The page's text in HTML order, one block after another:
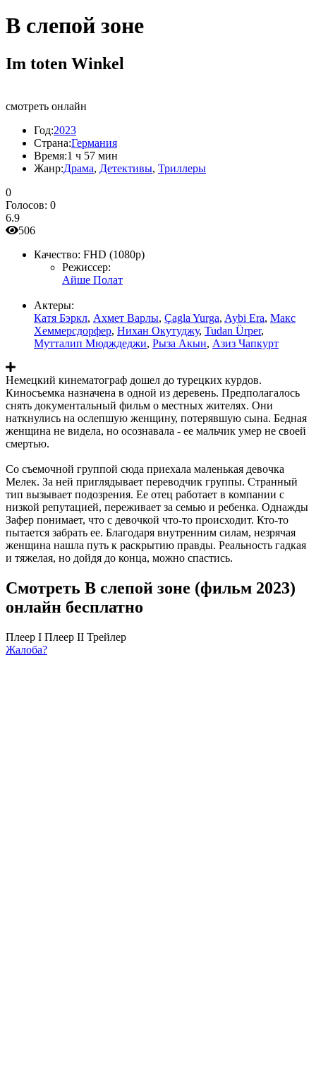
В слепой зоне
Im toten Winkel
смотреть онлайн
Год:2023
Страна:Германия
Время:1 ч 57 мин
Жанр:Драма, Детективы, Триллеры
0
Голосов: 0
6.9
506
Качество: FHD (1080p)
Режиссер:
Айше Полат
Актеры:
Катя Бэркл, Ахмет Варлы, Çagla Yurga, Aybi Era, Макс
Хеммерсдорфер, Нихан Окутуджу, Tudan Ürper,
Мутталип Мюдждеджи, Рыза Акын, Азиз Чапкурт
Немецкий кинематограф дошел до турецких курдов.
Киносъемка назначена в одной из деревень. Предполагалось
снять документальный фильм о местных жителях. Они
наткнулись на ослепшую женщину, потерявшую сына. Бедная
женщина не видела, но осознавала - ее мальчик умер не своей
смертью.
Со съемочной группой сюда приехала маленькая девочка
Мелек. За ней приглядывает переводчик группы. Странный
тип вызывает подозрения. Ее отец работает в компании с
низкой репутацией, переживает за семью и ребенка. Однажды
Зафер понимает, что с девочкой что-то происходит. Кто-то
пытается забрать ее. Благодаря внутренним силам, незрячая
женщина нашла путь к раскрытию правды. Реальность гадкая
и тяжелая, но дойдя до конца, можно спастись.
Смотреть В слепой зоне (фильм 2023)
онлайн бесплатно
Плеер I Плеер II Трейлер
Жалоба?